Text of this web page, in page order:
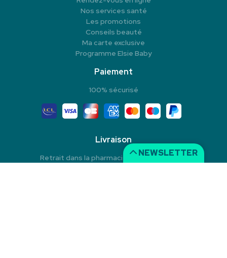
NEWSLETTER
Nos services santé
Les promotions
Conseils beauté
Ma carte exclusive
Programme Elsie Baby
Paiement
100% sécurisé
Livraison
Retrait dans la pharmacie en Click & Collect